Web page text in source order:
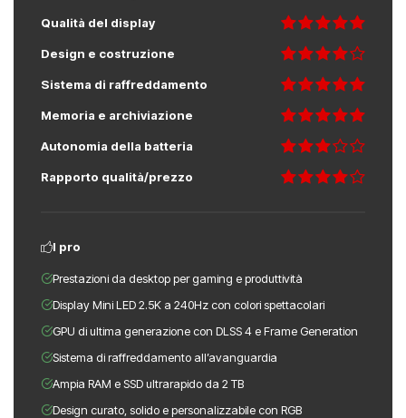
Qualità del display
Design e costruzione
Sistema di raffreddamento
Memoria e archiviazione
Autonomia della batteria
Rapporto qualità/prezzo
I pro
Prestazioni da desktop per gaming e produttività
Display Mini LED 2.5K a 240Hz con colori spettacolari
GPU di ultima generazione con DLSS 4 e Frame Generation
Sistema di raffreddamento all’avanguardia
Ampia RAM e SSD ultrarapido da 2 TB
Design curato, solido e personalizzabile con RGB